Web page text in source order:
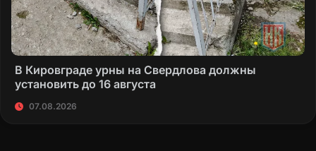
В Кировграде урны на Свердлова должны
установить до 16 августа
07.08.2026